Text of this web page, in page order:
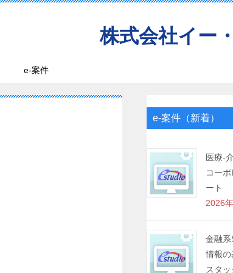
株式会社イー
e-案件
e-案件（新着）
医療-
コー
ート
2026
金融系
情報
スタ